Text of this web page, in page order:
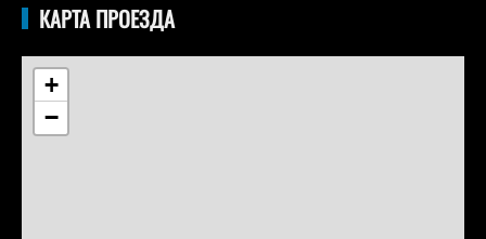
КАРТА ПРОЕЗДА
+
−